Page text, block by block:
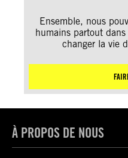
Ensemble, nous
humains partout
changer la vie
À PROPOS DE NOUS